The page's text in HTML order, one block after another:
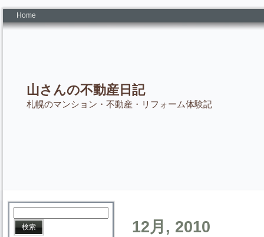
Home
山さんの不動産日記
札幌のマンション・不動産・リフォーム体験記
12月, 2010